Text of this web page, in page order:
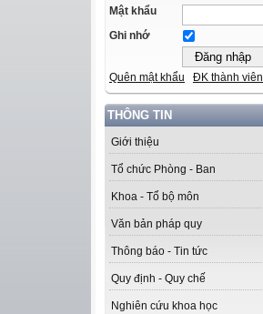
Mật khẩu
Ghi nhớ
Quên mật khẩu ĐK thành viên
THÔNG TIN
Giới thiệu
Tổ chức Phòng - Ban
Khoa - Tổ bộ môn
Văn bản pháp quy
Thông báo - Tin tức
Quy định - Quy chế
Nghiên cứu khoa học